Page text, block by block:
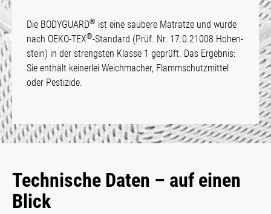
Die BODYGUARD® ist eine saubere Matrat­ze und wur­de
nach OEKO-TEX®-Standard (Prüf. Nr. 17.0.21008 Hohen­
stein) in der strengsten Klasse 1 geprüft. Das Ergebnis:
Sie enthält keinerlei Weichmacher, Flamm­schutz­mittel
oder Pes­tizide.
Technische Daten – auf einen
Blick